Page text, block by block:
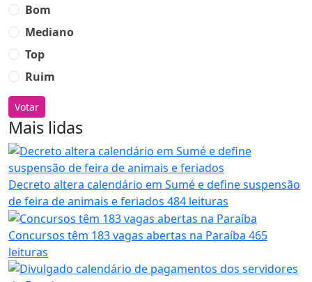
Bom
Mediano
Top
Ruim
Votar
Mais lidas
Decreto altera calendário em Sumé e define suspensão
de feira de animais e feriados 484 leituras
Concursos têm 183 vagas abertas na Paraíba 465
leituras